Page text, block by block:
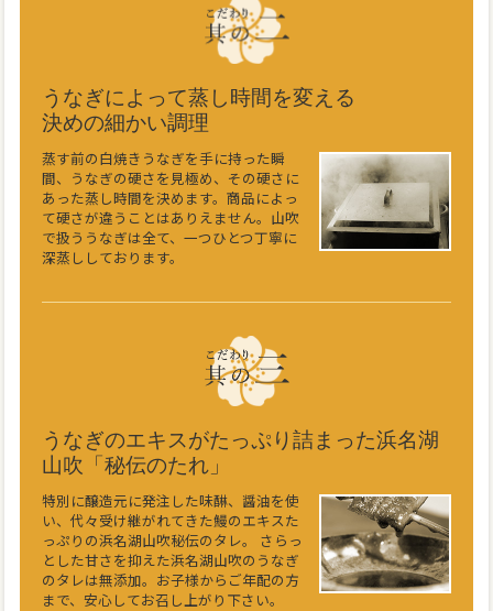
うなぎによって蒸し時間を変える
決めの細かい調理
蒸す前の白焼きうなぎを手に持った瞬
間、うなぎの硬さを見極め、その硬さに
あった蒸し時間を決めます。商品によっ
て硬さが違うことはありえません。山吹
で扱ううなぎは全て、一つひとつ丁寧に
深蒸ししております。
うなぎのエキスがたっぷり詰まった浜名湖
山吹「秘伝のたれ」
特別に醸造元に発注した味醂、醤油を使
い、代々受け継がれてきた鰻のエキスた
っぷりの浜名湖山吹秘伝のタレ。 さらっ
とした甘さを抑えた浜名湖山吹のうなぎ
のタレは無添加。お子様からご年配の方
まで、安心してお召し上がり下さい。